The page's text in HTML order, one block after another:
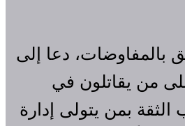
بالمفاوضات، دعا إلى
على من يقاتلون في
الثقة بمن يتولى إدارة